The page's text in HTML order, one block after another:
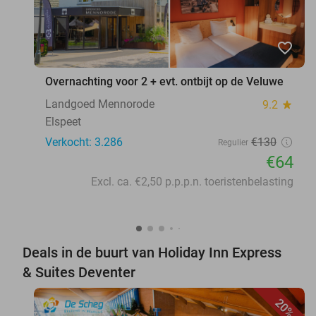
favorite_border
Overnachting voor 2 + evt. ontbijt op de Veluwe
Landgoed Mennorode
9.2 star
Elspeet
Verkocht: 3.286
Regulier €130
€64
Excl. ca. €2,50 p.p.p.n. toeristenbelasting
Deals in de buurt van Holiday Inn Express
& Suites Deventer
20%